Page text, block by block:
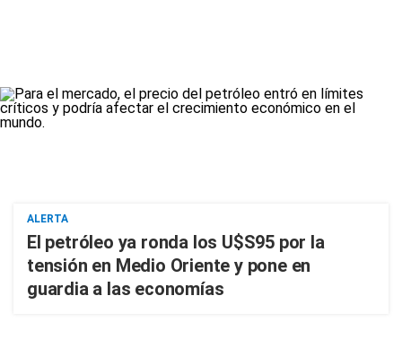
ALERTA
El petróleo ya ronda los U$S95 por la
tensión en Medio Oriente y pone en
guardia a las economías